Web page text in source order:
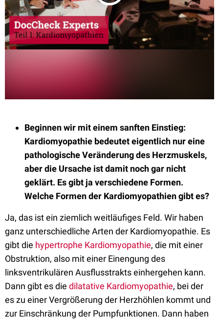
Beginnen wir mit einem sanften Einstieg:
Kardiomyopathie bedeutet eigentlich nur eine
pathologische Veränderung des Herzmuskels,
aber die Ursache ist damit noch gar nicht
geklärt. Es gibt ja verschiedene Formen.
Welche Formen der Kardiomyopathien gibt es?
Ja, das ist ein ziemlich weitläufiges Feld. Wir haben
ganz unterschiedliche Arten der Kardiomyopathie. Es
gibt die hypertrophe Kardiomyopathie, die mit einer
Obstruktion, also mit einer Einengung des
linksventrikulären Ausflusstrakts einhergehen kann.
Dann gibt es die dilatative Kardiomyopathie, bei der
es zu einer Vergrößerung der Herzhöhlen kommt und
zur Einschränkung der Pumpfunktionen. Dann haben